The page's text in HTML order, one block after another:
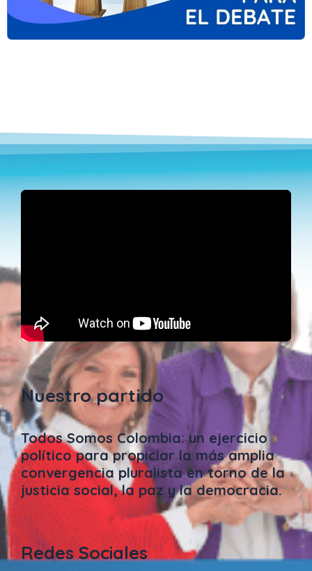
Nuestro partido
Todos Somos Colombia: un ejercicio
político para propiciar la más amplia
convergencia pluralista en torno de la
justicia social, la paz y la democracia.
Redes Sociales